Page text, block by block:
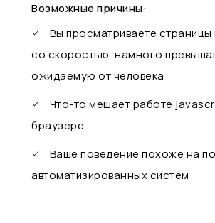
Возможные причины:
Вы просматриваете страницы
со скоростью, намного
ожидаемую от человека
Что-то мешает работе
браузере
Ваше поведение похоже на
автоматизированных систем